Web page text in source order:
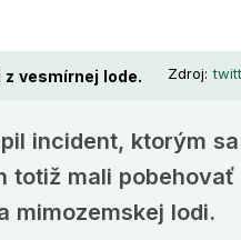
vesmírnej lode. Zdroj:
incident, ktorým
totiž mali pobehovať
mimozemskej lodi.